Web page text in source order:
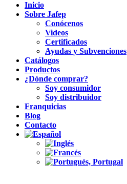
Inicio
Sobre Jafep
Conócenos
Videos
Certificados
Ayudas y Subvenciones
Catálogos
Productos
¿Dónde comprar?
Soy consumidor
Soy distribuidor
Franquicias
Blog
Contacto